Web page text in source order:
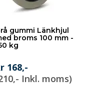
gummi Länkhjul
broms 100 mm -
kg
168,-
Inkl. moms)